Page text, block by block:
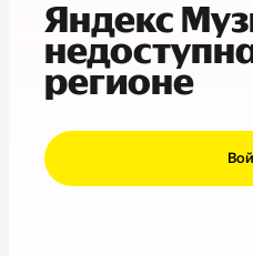
Яндекс
регионе